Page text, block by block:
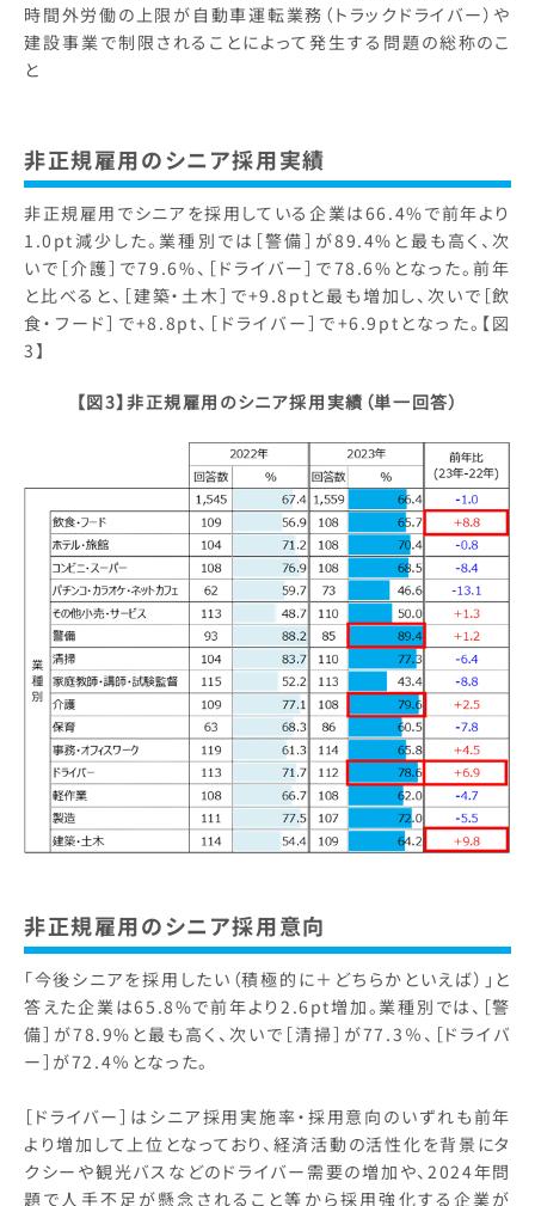
時間外労働の上限が自動車運転業務（トラックドライバー）や
建設事業で制限されることによって発生する問題の総称のこ
と
非正規雇用のシニア採用実績
非正規雇用でシニアを採用している企業は66.4%で前年より
1.0pt減少した。業種別では［警備］が89.4%と最も高く、次
いで［介護］で79.6%、［ドライバー］で78.6%となった。前年
と比べると、［建築・土木］で+9.8ptと最も増加し、次いで［飲
食・フード］で+8.8pt、［ドライバー］で+6.9ptとなった。【図
3】
【図3】非正規雇用のシニア採用実績（単一回答）
非正規雇用のシニア採用意向
「今後シニアを採用したい（積極的に＋どちらかといえば）」と
答えた企業は65.8%で前年より2.6pt増加。業種別では、［警
備］が78.9%と最も高く、次いで［清掃］が77.3％、［ドライバ
ー］が72.4％となった。
［ドライバー］はシニア採用実施率・採用意向のいずれも前年
より増加して上位となっており、経済活動の活性化を背景にタ
クシーや観光バスなどのドライバー需要の増加や、2024年問
題で人手不足が懸念されること等から採用強化する企業が